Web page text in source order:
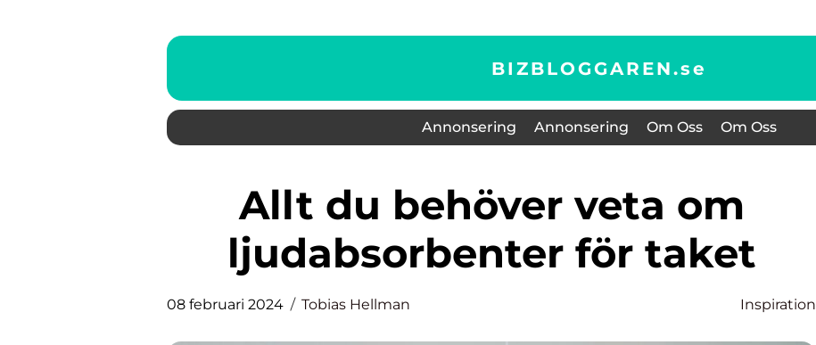
BIZBLOGGAREN.se
Annonsering Annonsering Om Oss Om Oss
Allt du behöver veta om
ljudabsorbenter för taket
08 februari 2024 Tobias Hellman Inspiration